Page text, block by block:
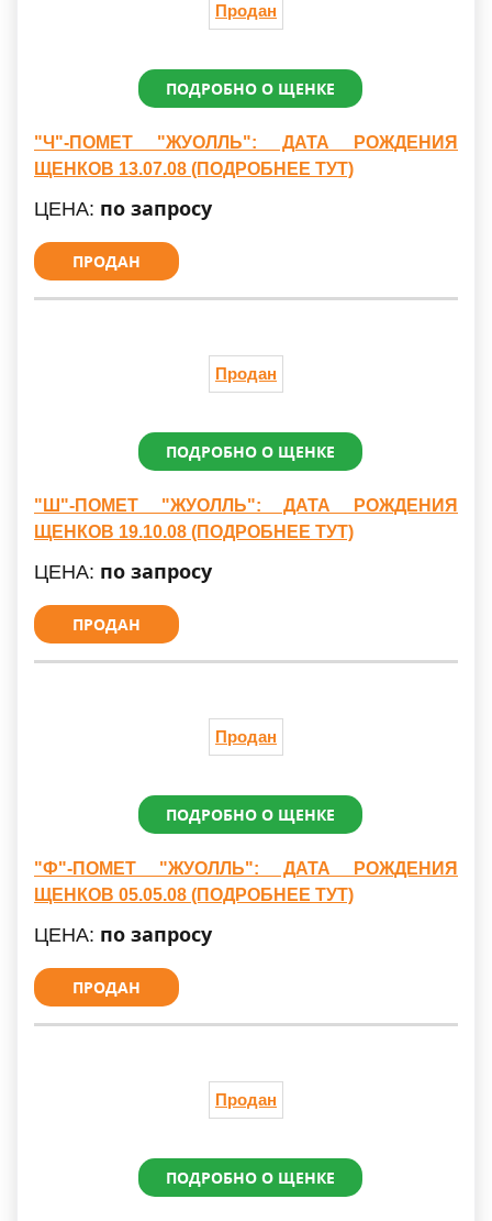
Продан
ПОДРОБНО О ЩЕНКЕ
"Ч"-ПОМЕТ "ЖУОЛЛЬ": ДАТА РОЖДЕНИЯ
ЩЕНКОВ 13.07.08 (ПОДРОБНЕЕ ТУТ)
ЦЕНА: по запросу
ПРОДАН
Продан
ПОДРОБНО О ЩЕНКЕ
"Ш"-ПОМЕТ "ЖУОЛЛЬ": ДАТА РОЖДЕНИЯ
ЩЕНКОВ 19.10.08 (ПОДРОБНЕЕ ТУТ)
ЦЕНА: по запросу
ПРОДАН
Продан
ПОДРОБНО О ЩЕНКЕ
"Ф"-ПОМЕТ "ЖУОЛЛЬ": ДАТА РОЖДЕНИЯ
ЩЕНКОВ 05.05.08 (ПОДРОБНЕЕ ТУТ)
ЦЕНА: по запросу
ПРОДАН
Продан
ПОДРОБНО О ЩЕНКЕ